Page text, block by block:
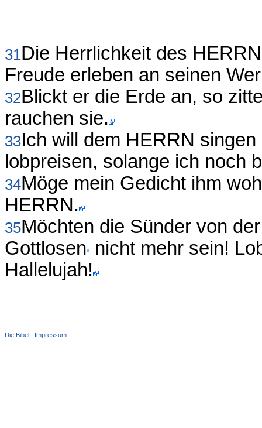
31Die Herrlichkeit des
Freude erleben an seinen
32Blickt er die Erde an, so
rauchen sie.
33Ich will dem HERRN
lobpreisen, solange ich noch
34Möge mein Gedicht ihm
HERRN.
35Möchten die Sünder von
Gottlosen nicht mehr sein!
Hallelujah!
Die Bibel | Impressum